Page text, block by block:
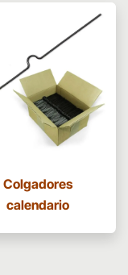
Colgadores
calendario